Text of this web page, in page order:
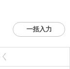
一括入力